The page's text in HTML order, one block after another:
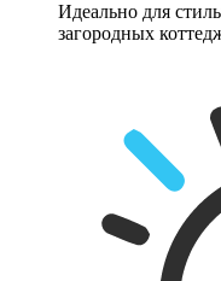
Идеально для
загородных